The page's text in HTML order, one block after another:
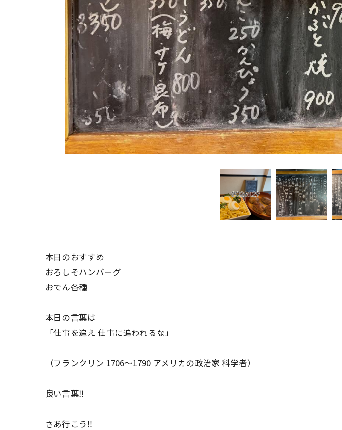
本日のおすすめ
おろしそハンバーグ
おでん各種
本日の言葉は
「仕事を追え 仕事に追われるな」
（フランクリン 1706〜1790 アメリカの政治家 科学者）
良い言葉‼️
さあ行こう‼️